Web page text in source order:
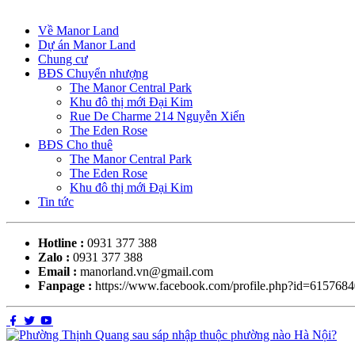
Về Manor Land
Dự án Manor Land
Chung cư
BĐS Chuyển nhượng
The Manor Central Park
Khu đô thị mới Đại Kim
Rue De Charme 214 Nguyễn Xiển
The Eden Rose
BĐS Cho thuê
The Manor Central Park
The Eden Rose
Khu đô thị mới Đại Kim
Tin tức
Hotline : 0931 377 388
Zalo : 0931 377 388
Email : manorland.vn@gmail.com
Fanpage : https://www.facebook.com/